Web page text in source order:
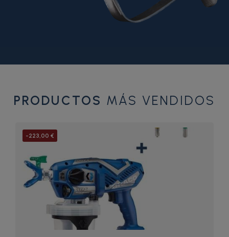
PRODUCTOS MÁS VENDIDOS
-223,00 €